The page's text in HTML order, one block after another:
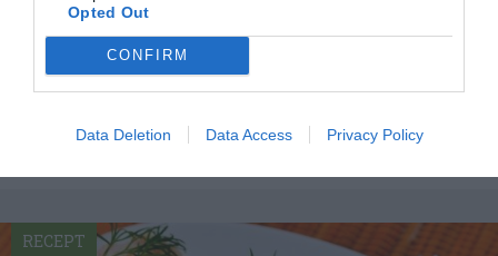
Opted Out
CONFIRM
Data Deletion Data Access Privacy Policy
Koktider för ägg
Hur du kokar ägg. Här hittar du koktider för
löskokta, medelkokta och hårdkokta ägg samt tips
hur du...
RECEPT